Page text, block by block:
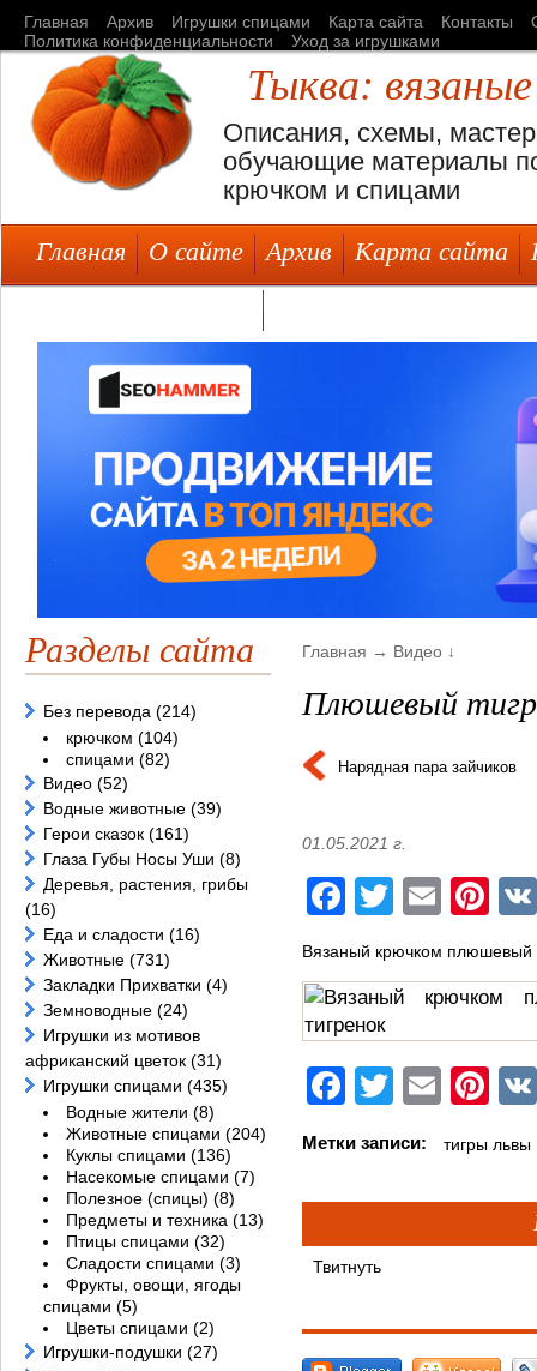
Главная Архив Игрушки спицами Карта сайта Контакты
Политика конфиденциальности
Уход за игрушками
Тыква:
Описания, схемы,
обучающие материалы
крючком и спицами
Главная О сайте Архив Карта сайта
Главная → Видео ↓
Плюшевый
Нарядная пара зайчиков
01.05.2021 г.
Facebook
Twitter
Email
Вязаный крючком плюшевый
Facebook
Twitter
Email
Метки записи: тигры львы
Твитнуть
Разделы сайта
Без перевода (214)
крючком (104)
спицами (82)
Видео (52)
Водные животные (39)
Герои сказок (161)
Глаза Губы Носы Уши (8)
Деревья, растения, грибы
(16)
Еда и сладости (16)
Животные (731)
Закладки Прихватки (4)
Земноводные (24)
Игрушки из мотивов
африканский цветок (31)
Игрушки спицами (435)
Водные жители (8)
Животные спицами (204)
Куклы спицами (136)
Насекомые спицами (7)
Полезное (спицы) (8)
Предметы и техника (13)
Птицы спицами (32)
Сладости спицами (3)
Фрукты, овощи, ягоды
спицами (5)
Цветы спицами (2)
Игрушки-подушки (27)